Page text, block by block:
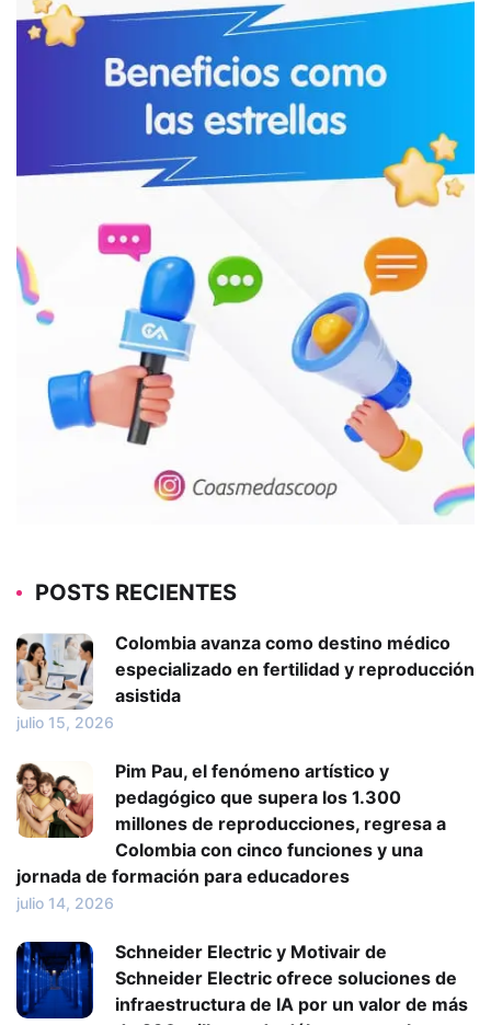
POSTS RECIENTES
Colombia avanza como destino médico
especializado en fertilidad y reproducción
asistida
julio 15, 2026
Pim Pau, el fenómeno artístico y
pedagógico que supera los 1.300
millones de reproducciones, regresa a
Colombia con cinco funciones y una
jornada de formación para educadores
julio 14, 2026
Schneider Electric y Motivair de
Schneider Electric ofrece soluciones de
infraestructura de IA por un valor de más